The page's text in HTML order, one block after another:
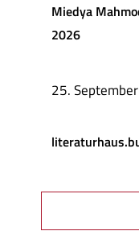
Miedya
2026
25.